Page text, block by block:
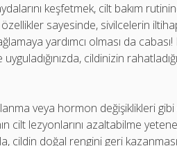
keşfetmek, cilt bakım
sayesinde, sivilcelerin
yardımcı olması da
cildinizin
veya hormon değişiklikleri
cilt lezyonlarını azaltabilme
cildin doğal rengini geri